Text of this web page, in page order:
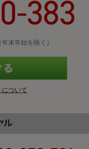
末年始を除く）
について